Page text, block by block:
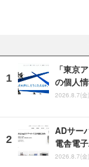
「東京
の個人
2026.8.7(金
ADサー
電舎電
2026.8.7(金